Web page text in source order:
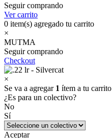
Seguir comprando
Ver carrito
0 item(s) agregado tu carrito
×
MUTMA
Seguir comprando
Checkout
×
Se va a agregar 1 ítem a tu carrito
¿Es para un colectivo?
No
Sí
Aceptar